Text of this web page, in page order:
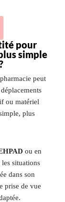
pour
simple
peut
ou matériel
plus
ou en
situations
dans son
prise de vue